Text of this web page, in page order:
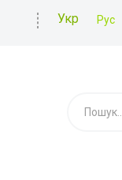
Укр Рус